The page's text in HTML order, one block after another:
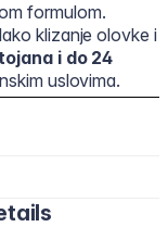
formulom.
klizanje olovke i
i do 24
uslovima.